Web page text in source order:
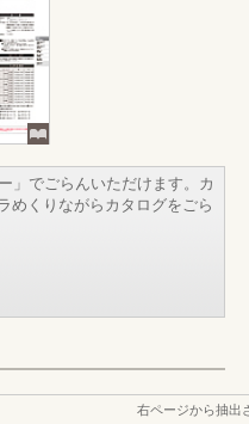
」でごらんいただけます。カ
めくりながらカタログをごら
右ページから抽出